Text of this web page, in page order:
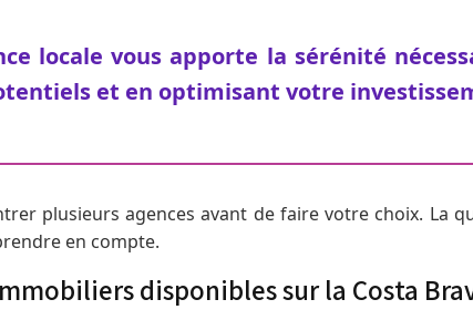
locale vous apporte la sérénité
et en optimisant votre
plusieurs agences avant de faire votre choix.
en compte.
disponibles sur la Costa